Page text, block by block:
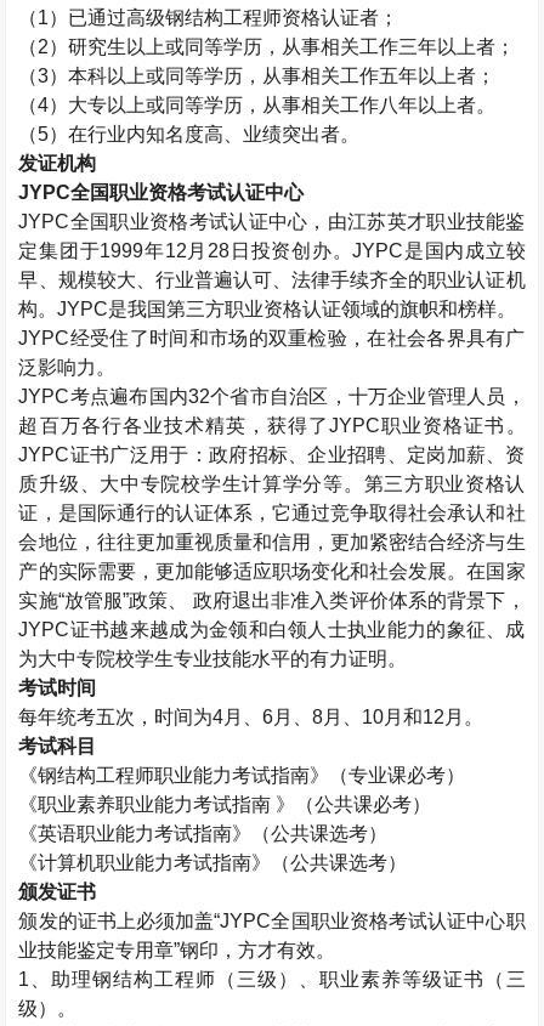
（1）已通过高级钢结构工程师资格认证者；
（2）研究生以上或同等学历，从事相关工作三年以上者；
（3）本科以上或同等学历，从事相关工作五年以上者；
（4）大专以上或同等学历，从事相关工作八年以上者。
（5）在行业内知名度高、业绩突出者。
发证机构
JYPC全国职业资格考试认证中心
JYPC全国职业资格考试认证中心，由江苏英才职业技能鉴
定集团于1999年12 月 28 日投资创办。JYPC是国内成立较
早、规模较大、行业普遍认可、法律手续齐全的职业认证机
构。JYPC是我国第三方职业资格认证领域的旗帜和榜样。
JYPC经受住了时间和市场的双重检验，在社会各界具有广
泛影响力。
JYPC考点遍布国内32个省市自治区，十万企业管理人员，
超百万各行各业技术精英，获得了JYPC职业资格证书。
JYPC证书广泛用于：政府招标、企业招聘、定岗加薪、资
质升级、大中专院校学生计算学分等。第三方职业资格认
证，是国际通行的认证体系，它通过竞争取得社会承认和社
会地位，往往更加重视质量和信用，更加紧密结合经济与生
产的实际需要，更加能够适应职场变化和社会发展。在国家
实施“放管服”政策、 政府退出非准入类评价体系的背景下，
JYPC证书越来越成为金领和白领人士执业能力的象征、成
为大中专院校学生专业技能水平的有力证明。
考试时间
每年统考五次，时间为4月、6月、8月、 10月和12 月。
考试科目
《钢结构工程师职业能力考试指南》（专业课必考）
《职业素养职业能力考试指南 》（公共课必考）
《英语职业能力考试指南》（公共课选考）
《计算机职业能力考试指南》（公共课选考）
颁发证书
颁发的证书上必须加盖“JYPC全国职业资格考试认证中心职
业技能鉴定专用章”钢印，方才有效。
1 、助理钢结构工程师（三级）、职业素养等级证书（三
级）。